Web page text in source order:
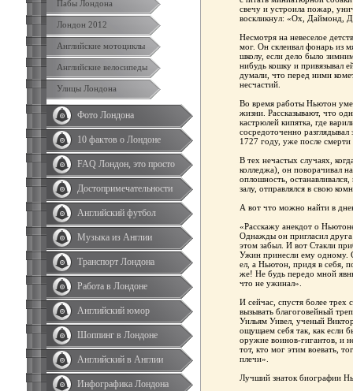
Пабы Лондона
Лондон 2012
Английские мотоциклы
Английские велосипеды
Улицы Лондона
Фото Лондона
10 фактов о Лондоне
FAQ Лондон, это просто
Достопримечательности
Английский футбол
Музыка из Англии
Транспорт Лондона
Работа в Лондоне
Английский юмор
Шоппинг в Лондоне
Английский в Англии
Инфографика Лондона
свечу и устроила пожар,
воскликнул: «Ох, Даймонд,
Несмотря на невеселое
мог. Он склеивал фонарь из
школу, если дело было
нибудь кошку и привязывал
думали, что перед ними
несчастий.
Во время работы Ньютон
жизни. Рассказывают, что
кастрюлей кипятка, где
сосредоточенно
1727 году, уже после смерти
В тех нечастых случаях,
колледжа), он поворачивал
оплошность,
залу, отправлялся в свою
А вот что можно найти в
«Расскажу анекдот о
Однажды он пригласил
этом забыл. И вот Стакли
Ужин принесли ему одному.
ел, а Ньютон, придя в себя,
же! Не будь передо мной
что не ужинал».
И сейчас, спустя более трех
вызывать благоговейный
Уильям Уивел, ученый
ощущаем себя так, как если
оружие воинов-гигантов, и
тот, кто мог этим воевать,
плечи».
Лучший знаток биографии